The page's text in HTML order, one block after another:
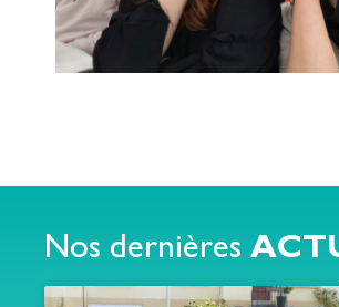
Nos dernières